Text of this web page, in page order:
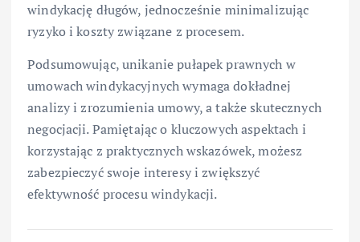
windykację długów, jednocześnie minimalizując
ryzyko i koszty związane z procesem.
Podsumowując, unikanie pułapek prawnych w
umowach windykacyjnych wymaga dokładnej
analizy i zrozumienia umowy, a także skutecznych
negocjacji. Pamiętając o kluczowych aspektach i
korzystając z praktycznych wskazówek, możesz
zabezpieczyć swoje interesy i zwiększyć
efektywność procesu windykacji.